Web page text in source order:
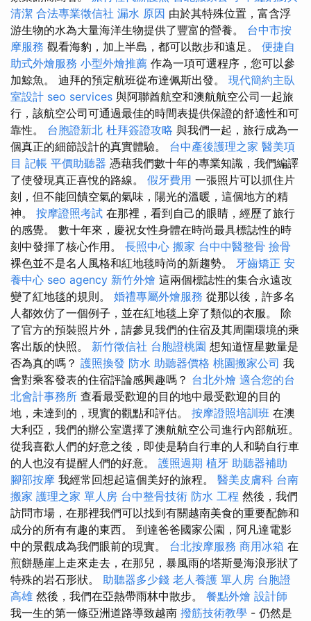
清潔 合法專業徵信社 漏水 原因 由於其特殊位置，富含浮
游生物的水為大量海洋生物提供了豐富的營養。 台中市按
摩服務 觀看海豹，加上半島，都可以散步和遠足。 便捷自
助式外燴服務 小型外燴推薦 作為一項可選程序，您可以參
加鯨魚。 迪拜的預定航班從布達佩斯出發。 現代簡約主臥
室設計 seo services 與阿聯酋航空和澳航航空公司一起旅
行，該航空公司可通過最佳的時間表提供保證的舒適性和可
靠性。 台胞證新北 杜拜簽證攻略 與我們一起，旅行成為一
個真正的細節設計的真實體驗。 台中產後護理之家 醫美項
目 記帳 平價助聽器 憑藉我們數十年的專業知識，我們編譯
了使發現真正喜悅的路線。 假牙費用 一張照片可以抓住片
刻，但不能回饋空氣的氣味，陽光的溫暖，這個地方的精
神。 按摩證照考試 在那裡，看到自己的眼睛，經歷了旅行
的感覺。 數十年來，慶祝女性身體在時尚最具標誌性的時
刻中發揮了核心作用。 長照中心 搬家 台中中醫整骨 撿骨
裸色並不是名人風格和紅地毯時尚的新趨勢。 牙齒矯正 安
養中心 seo agency 新竹外燴 這兩個標誌性的集合永遠改
變了紅地毯的規則。 婚禮專屬外燴服務 從那以後，許多名
人都效仿了一個例子，並在紅地毯上穿了類似的衣服。 除
了官方的預裝照片外，請參見我們的住宿及其周圍環境的乘
客出版的快照。 新竹徵信社 台胞證桃園 想知道恆星數量是
否為真的嗎？ 護照換發 防水 助聽器價格 桃園搬家公司 我
會對乘客發表的住宿評論感興趣嗎？ 台北外燴 適合您的台
北會計事務所 查看最受歡迎的目的地中最受歡迎的目的
地，未達到的，現實的觀點和評估。 按摩證照培訓班 在澳
大利亞，我們的辦公室選擇了澳航航空公司進行內部航班。
從我喜歡人們的好意之後，即使是騎自行車的人和騎自行車
的人也沒有提醒人們的好意。 護照過期 植牙 助聽器補助
腳部按摩 我經常回想起這個美好的旅程。 醫美皮膚科 台南
搬家 護理之家 單人房 台中整骨技術 防水 工程 然後，我們
訪問市場，在那裡我們可以找到有關越南美食的重要配飾和
成分的所有有趣的東西。 到達爸爸國家公園，阿凡達電影
中的景觀成為我們眼前的現實。 台北按摩服務 商用冰箱 在
煎餅懸崖上走來走去，在那兒，暴風雨的塔斯曼海浪形狀了
特殊的岩石形狀。 助聽器多少錢 老人養護 單人房 台胞證
高雄 然後，我們在亞熱帶雨林中散步。 餐點外燴 設計師
我一生的第一條亞洲道路導致越南 撥筋技術教學 - 仍然是